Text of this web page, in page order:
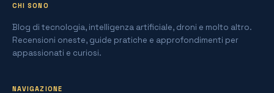
CHI SONO
Blog di tecnologia, intelligenza artificiale, droni e molto altro.
Recensioni oneste, guide pratiche e approfondimenti per
appassionati e curiosi.
NAVIGAZIONE